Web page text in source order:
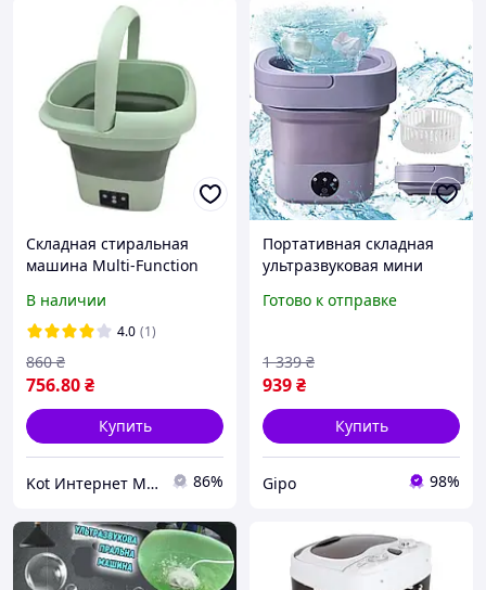
Складная стиральная
машина Multi-Function
Small
В наличии
4.0 (1)
756.80₴
860 ₴
Купить
Kot Интернет Магазин 86%
Портативная складная
ультразвуковая мини
12L для деликатного
Готово к отправке
939₴
1 339 ₴
Купить
Gipo 98%